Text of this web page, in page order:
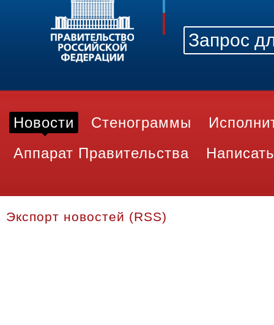
Новости Стенограммы
Аппарат Правительства
Экспорт новостей (RSS)